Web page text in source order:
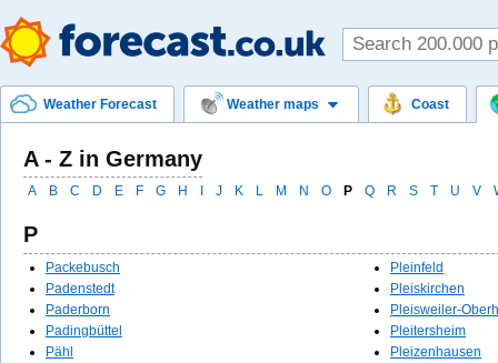
Weather Forecast Weather maps Coast
A - Z in Germany
A B C D E F G H J K L M N O P Q R S T U V
P
Packebusch
Padenstedt
Paderborn
Padingbüttel
Pähl
Pleinfeld
Pleiskirchen
Pleisweiler-
Pleitersheim
Pleizenhausen